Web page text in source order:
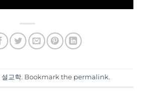
설교학. Bookmark the permalink.